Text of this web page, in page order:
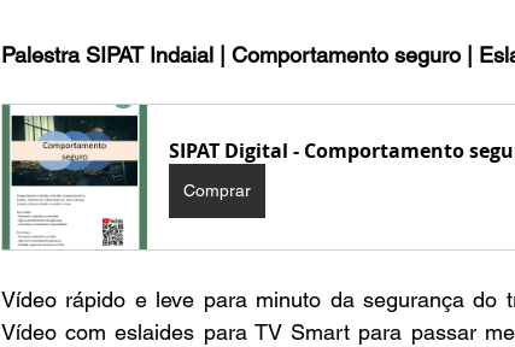
Palestra SIPAT Indaial | Comportamento seguro |
SIPAT Digital - Comportamento
Comprar
Vídeo rápido e leve para minuto da segurança do
Vídeo com eslaides para TV Smart para passar